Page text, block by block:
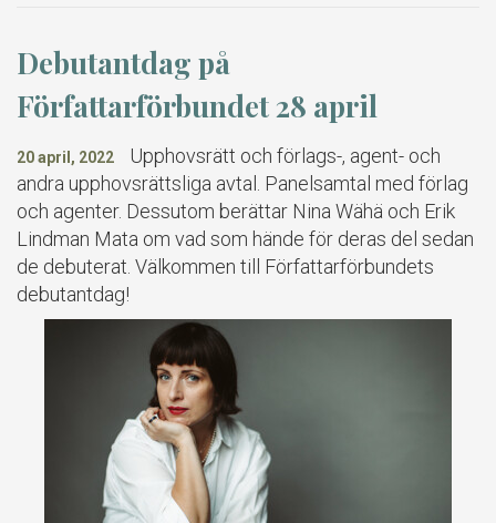
Debutantdag på
Författarförbundet 28 april
20 april, 2022
Upphovsrätt och förlags-, agent- och
andra upphovsrättsliga avtal. Panelsamtal med förlag
och agenter. Dessutom berättar Nina Wähä och Erik
Lindman Mata om vad som hände för deras del sedan
de debuterat. Välkommen till Författarförbundets
debutantdag!